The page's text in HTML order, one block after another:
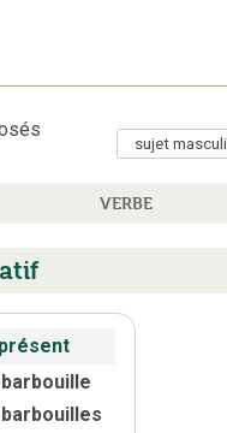
VERBE
présent
barbouille
barbouilles